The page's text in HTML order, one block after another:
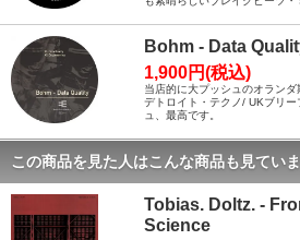
Bohm - Data
1,900円(税込)
当店的に大プッシュのオラン
デトロイト・テクノ/ UKブリー
ュ、最高です。
この商品を見た人はこんな商品も見てい
Tobias. Doltz. -
Science